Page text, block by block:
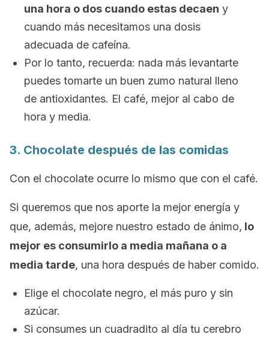
una hora o dos cuando estas decaen y
cuando más necesitamos una dosis
adecuada de cafeína.
Por lo tanto, recuerda: nada más levantarte
puedes tomarte un buen zumo natural lleno
de antioxidantes. El café, mejor al cabo de
hora y media.
3. Chocolate después de las comidas
Con el chocolate ocurre lo mismo que con el café.
Si queremos que nos aporte la mejor energía y
que, además, mejore nuestro estado de ánimo, lo
mejor es consumirlo a media mañana o a
media tarde, una hora después de haber comido.
Elige el chocolate negro, el más puro y sin
azúcar.
Si consumes un cuadradito al día tu cerebro